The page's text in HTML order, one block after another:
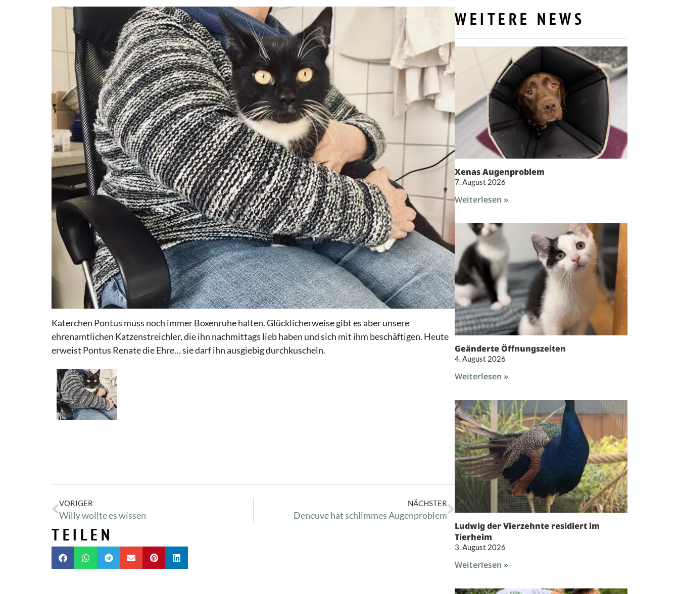
Katerchen Pontus muss noch immer Boxenruhe halten. Glücklicherweise gibt es aber unsere
ehrenamtlichen Katzenstreichler, die ihn nachmittags lieb haben und sich mit ihm beschäftigen. Heute
erweist Pontus Renate die Ehre… sie darf ihn ausgiebig durchkuscheln.
VORIGER
Willy wollte es wissen
NÄCHSTER
Deneuve hat schlimmes Augenproblem
TEILEN
WEITERE NEWS
Xenas Augenproblem
7. August 2026
Weiterlesen »
Geänderte Öffnungszeiten
4. August 2026
Weiterlesen »
Ludwig der Vierzehnte residiert im
Tierheim
3. August 2026
Weiterlesen »